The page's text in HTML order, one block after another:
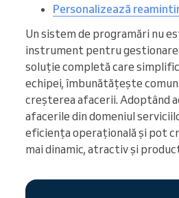
Personalizează
Un sistem de programări nu
instrument pentru
soluție completă care
echipei, îmbunătățește
creșterea afacerii. Adoptând
afacerile din domeniul
eficiența operațională și pot
mai dinamic, atractiv și